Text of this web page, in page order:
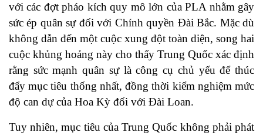
với các đợt pháo kích quy mô lớn của PLA nhằm gây
sức ép quân sự đối với Chính quyền Đài Bắc. Mặc dù
không dẫn đến một cuộc xung đột toàn diện, song hai
cuộc khủng hoảng này cho thấy Trung Quốc xác định
rằng sức mạnh quân sự là công cụ chủ yếu để thúc
đẩy mục tiêu thống nhất, đồng thời kiểm nghiệm mức
độ can dự của Hoa Kỳ đối với Đài Loan.
Tuy nhiên, mục tiêu của Trung Quốc không phải phát